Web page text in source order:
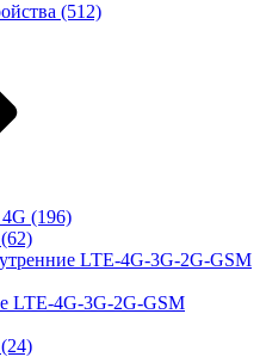
(512)
(196)
(62)
LTE-4G-3G-2G-GSM
LTE-4G-3G-2G-GSM
(24)